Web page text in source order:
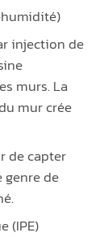
injection de
murs. La
mur crée
de capter
genre de
(IPE)